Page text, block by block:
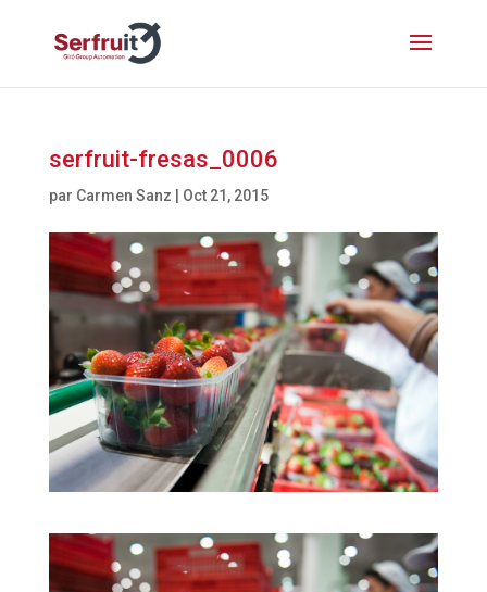
serfruit-fresas_0006
par Carmen Sanz Oct 21, 2015